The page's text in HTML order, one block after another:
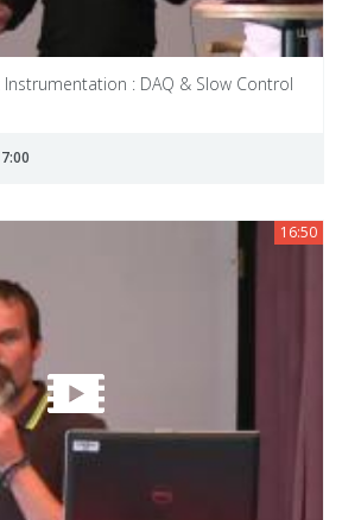
: DAQ & Slow Control
16:50